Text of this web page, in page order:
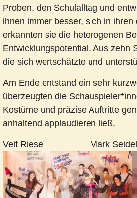
Proben, den Schulalltag und
ihnen immer besser, sich in
erkannten sie die heterogenen
Entwicklungspotential. Aus zehn
die sich wertschätzte und
Am Ende entstand ein sehr
überzeugten die
Kostüme und präzise Auftritte
anhaltend applaudieren ließ.
Veit Riese Mark Seidel